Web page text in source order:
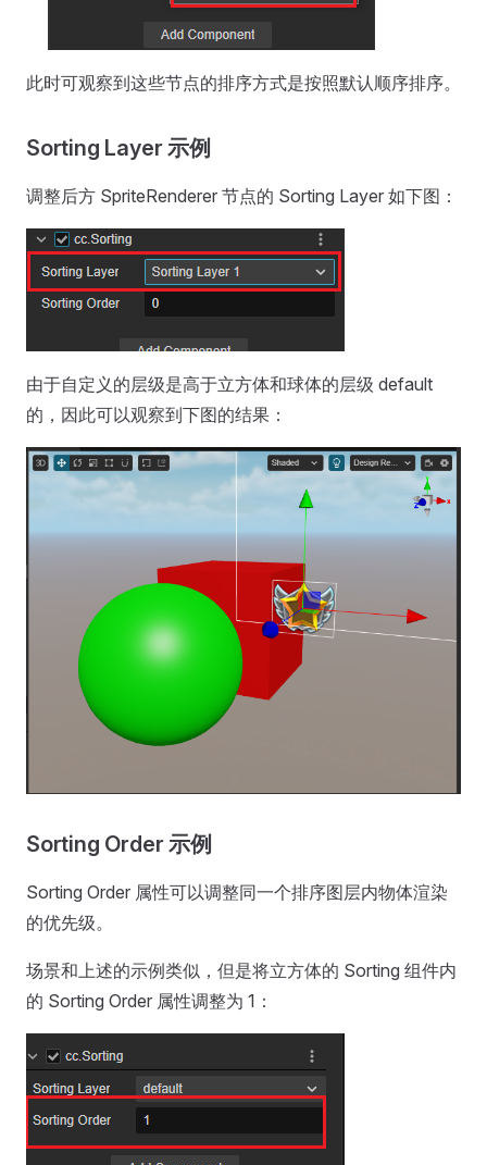
此时可观察到这些节点的排序方式是按照默认顺序排序。
Sorting Layer 示例
调整后方 SpriteRenderer 节点的 Sorting Layer 如下图：
由于自定义的层级是高于立方体和球体的层级 default
的，因此可以观察到下图的结果：
Sorting Order 示例
Sorting Order 属性可以调整同一个排序图层内物体渲染
的优先级。
场景和上述的示例类似，但是将立方体的 Sorting 组件内
的 Sorting Order 属性调整为 1：